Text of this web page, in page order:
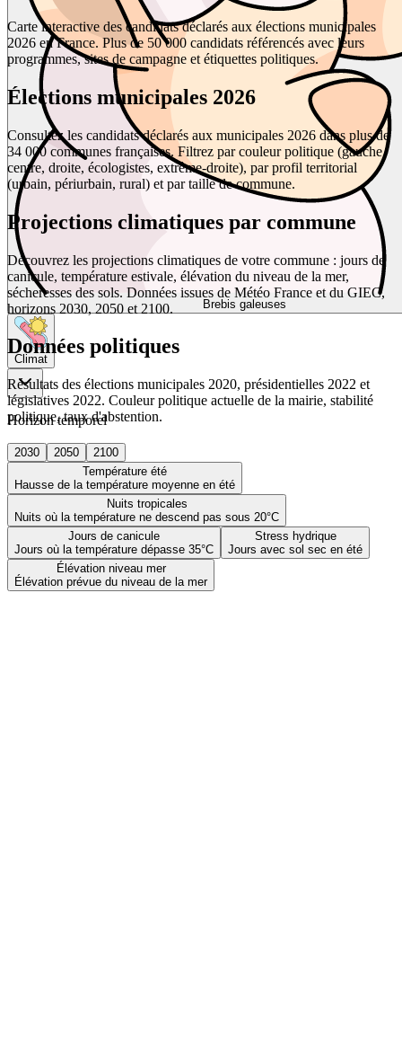
Brebis galeuses
Climat
Horizon temporel
2030 2050
2100
Température été
Hausse de la température moyenne en été
Nuits tropicales
Nuits où la température ne descend pas sous 20°C
Jours de canicule
Jours où la température dépasse 35°C
Stress hydrique
Jours avec sol sec en été
Élévation niveau mer
Élévation prévue du niveau de la mer
Carte interactive des candidats déclarés aux élections municipales
2026 en France. Plus de 50 000 candidats référencés avec leurs
programmes, sites de campagne et étiquettes politiques.
Élections municipales 2026
Consultez les candidats déclarés aux municipales 2026 dans plus de
34 000 communes françaises. Filtrez par couleur politique (gauche,
centre, droite, écologistes, extrême-droite), par profil territorial
(urbain, périurbain, rural) et par taille de commune.
Projections climatiques par commune
Découvrez les projections climatiques de votre commune : jours de
canicule, température estivale, élévation du niveau de la mer,
sécheresses des sols. Données issues de Météo France et du GIEC,
horizons 2030, 2050 et 2100.
Données politiques
Résultats des élections municipales 2020, présidentielles 2022 et
législatives 2022. Couleur politique actuelle de la mairie, stabilité
politique, taux d'abstention.